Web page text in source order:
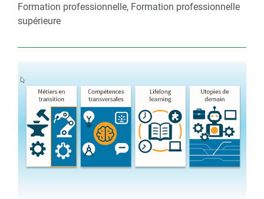
Formation professionnelle, Formation professionnelle
supérieure